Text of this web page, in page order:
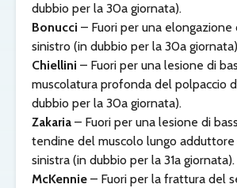
dubbio per la 30a giornata).
Bonucci – Fuori per una elongazione
sinistro (in dubbio per la 30a
Chiellini – Fuori per una lesione di
muscolatura profonda del polpaccio
dubbio per la 30a giornata).
Zakaria – Fuori per una lesione di
tendine del muscolo lungo adduttore
sinistra (in dubbio per la 31a giornata).
McKennie – Fuori per la frattura del